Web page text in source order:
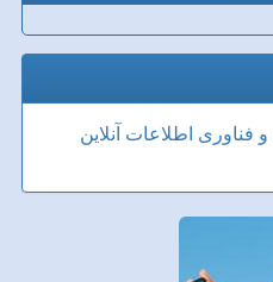
و فناوری اطلاعات آنلاین